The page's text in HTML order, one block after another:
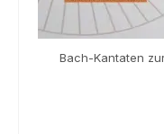
Bach-Kantaten